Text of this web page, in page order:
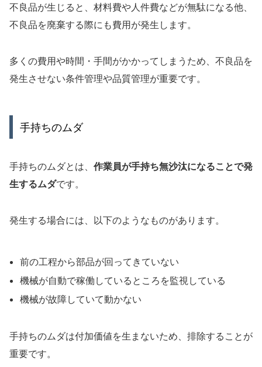
不良品が生じると、材料費や人件費などが無駄になる他、
不良品を廃棄する際にも費用が発生します。
多くの費用や時間・手間がかかってしまうため、不良品を
発生させない条件管理や品質管理が重要です。
手持ちのムダ
手持ちのムダとは、 作業員が手持ち無沙汰になることで発
生するムダです。
発生する場合には、以下のようなものがあります。
前の工程から部品が回ってきていない
機械が自動で稼働しているところを監視している
機械が故障していて動かない
手持ちのムダは付加価値を生まないため、排除することが
重要です。